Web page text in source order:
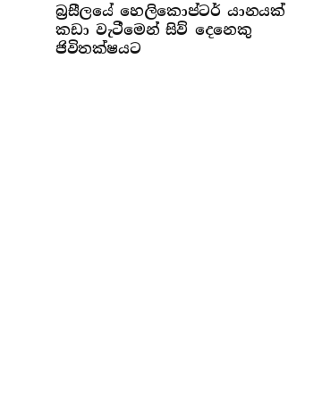
බ්‍රසීලයේ හෙලිකොප්ටර් යානයක්
කඩා වැටීමෙන් සිව් දෙනෙකු
ජිවිතක්ෂයට